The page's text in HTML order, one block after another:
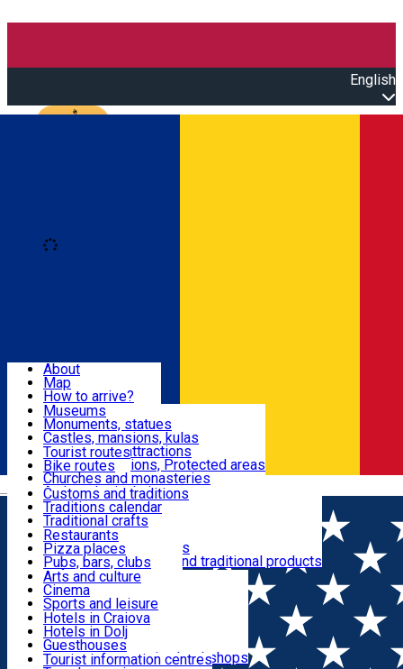
English
Română
Attractions
Routes
Customs, Traditions
Food & Drinks
Leisure & Fun
Accommodation
Useful
About
Map
How to arrive?
Recommendations
Tourist attractions
News
Museums
Monuments, statues
Castles, mansions, kulas
Architectural attractions
Natural attractions, Protected areas
Churches and monasteries
Archaeological sites
Parks and gardens
Tourist routes
Bike routes
Customs and traditions
Traditions calendar
Traditional crafts
Traditional cuisine
Wineries and vineyards
Local manufacturers and traditional products
Restaurants
Pizza places
Pubs, bars, clubs
Cafes and teahouses
Sweets and ice cream
Fast-food
Arts and culture
Cinema
Sports and leisure
Horse riding
Swimming pools
Zoo
Shopping, souvenirs, bookshops
Hotels in Craiova
Hotels in Dolj
Guesthouses
Villas
Tourist information centres